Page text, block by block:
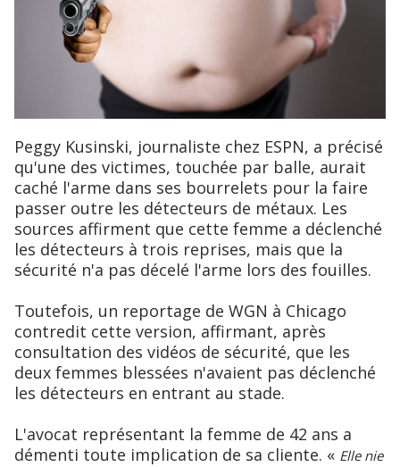
Peggy Kusinski, journaliste chez ESPN, a précisé
qu'une des victimes, touchée par balle, aurait
caché l'arme dans ses bourrelets pour la faire
passer outre les détecteurs de métaux. Les
sources affirment que cette femme a déclenché
les détecteurs à trois reprises, mais que la
sécurité n'a pas décelé l'arme lors des fouilles.
Toutefois, un reportage de WGN à Chicago
contredit cette version, affirmant, après
consultation des vidéos de sécurité, que les
deux femmes blessées n'avaient pas déclenché
les détecteurs en entrant au stade.
L'avocat représentant la femme de 42 ans a
démenti toute implication de sa cliente. « Elle nie